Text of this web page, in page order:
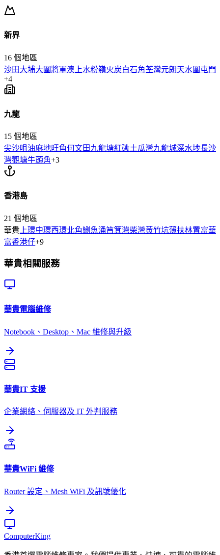
新界
16 個地區
沙田大埔大圍將軍澳 上水粉嶺火炭白石角荃灣元朗天水圍 屯門
+4
九龍
15 個地區
尖沙咀 油麻地旺角何文田九龍塘紅磡土瓜灣九龍城深水埗長沙
灣觀塘牛頭角+3
香港島
21 個地區
華貴 上環中環西環北角鰂魚涌筲箕灣柴灣黃竹坑薄扶林置富華
富香港仔+9
華貴相關服務
華貴電腦維修
Notebook、Desktop、Mac 維修與升級
華貴IT 支援
企業網絡、伺服器及 IT 外判服務
華貴WiFi 維修
Router 設定、Mesh WiFi 及訊號優化
ComputerKing